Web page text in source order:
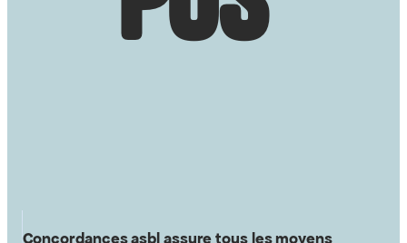
Concordances asbl assure tous les moyens